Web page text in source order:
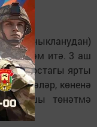
тоныкланудан)
ярдәм итә. 3 аш
термостагы ярты
сөзәләр, көненә
Шушы төнәтмә